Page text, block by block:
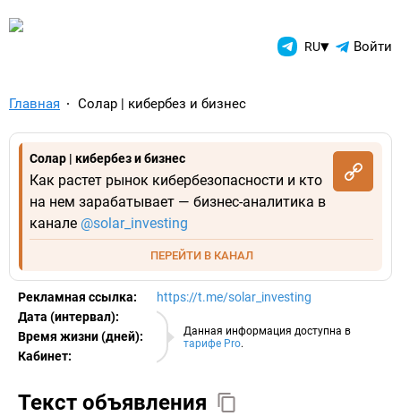
TelegramAds.com — RU▾ Войти
Главная Солар | кибербез и бизнес
Солар | кибербез и бизнес
Как растет рынок кибербезопасности и кто
на нем зарабатывает — бизнес-аналитика в
канале @solar_investing
ПЕРЕЙТИ В КАНАЛ
Рекламная ссылка: https://t.me/solar_investing
Данная информация доступна в
тарифе Pro.
Дата (интервал):
06.08.2026
Время жизни (дней):
Кабинет:
EURO
Текст объявления